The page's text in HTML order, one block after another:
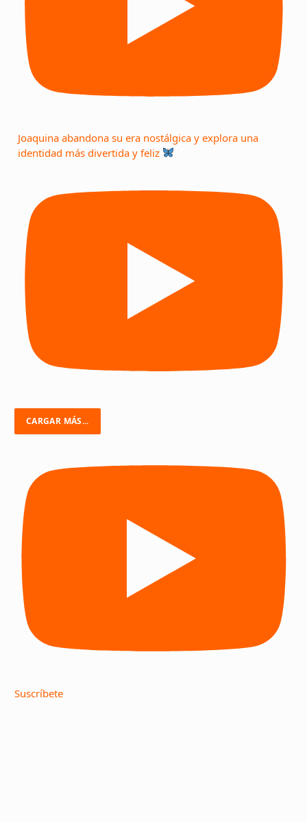
Joaquina abandona su era nostálgica y explora una
identidad más divertida y feliz
CARGAR MÁS...
Suscríbete